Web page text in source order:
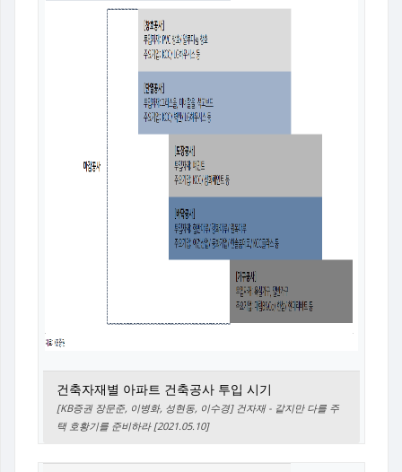
건축자재별 아파트 건축공사 투입 시기
[KB증권 장문준, 이병화, 성현동, 이수경] 건자재 - 같지만 다를 주
택 호황기를 준비하라 [2021.05.10]